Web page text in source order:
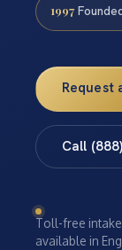
1997
Request
Call
Toll-free intake
available in